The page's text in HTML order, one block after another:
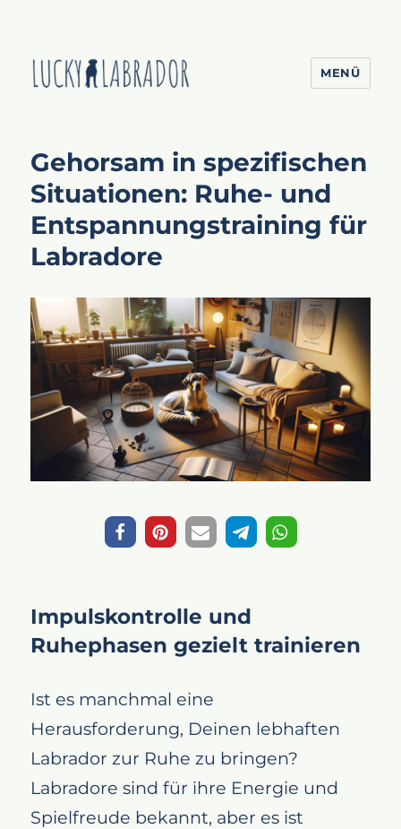
MENÜ
Gehorsam in spezifischen
Situationen: Ruhe- und
Entspannungstraining für
Labradore
Impulskontrolle und
Ruhephasen gezielt trainieren
Ist es manchmal eine
Herausforderung, Deinen lebhaften
Labrador zur Ruhe zu bringen?
Labradore sind für ihre Energie und
Spielfreude bekannt, aber es ist